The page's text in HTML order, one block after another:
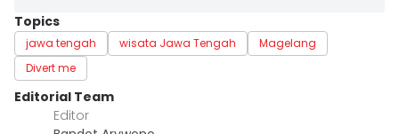
Topics
jawa tengah wisata Jawa Tengah
Magelang
Divert me
Editorial Team
Editor